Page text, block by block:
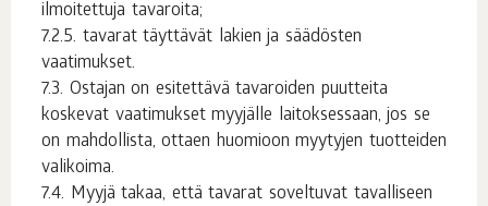
ilmoitettuja tavaroita;
tavarat täyttävät lakien ja säädösten
vaatimukset.
Ostajan on esitettävä tavaroiden puutteita
koskevat vaatimukset myyjälle laitoksessaan, jos se
on mahdollista, ottaen huomioon myytyjen tuotteiden
valikoima.
Myyjä takaa, että tavarat soveltuvat tavalliseen